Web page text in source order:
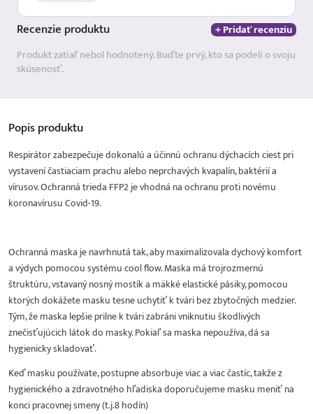
Recenzie produktu
+ Pridať recenziu
Produkt zatiaľ nebol hodnotený. Buďte prvý, kto sa podelí o svoju
skúsenosť.
Popisproduktu
Respirátor zabezpečuje dokonalú a účinnú ochranu dýchacích ciest pri
vystavení častiaciam prachu alebo neprchavých kvapalín, baktérií a
vírusov. Ochranná trieda FFP2 je vhodná na ochranu proti novému
koronavírusu Covid-19.
Ochranná maska je navrhnutá tak, aby maximalizovala dychový komfort
a výdych pomocou systému cool flow. Maska má trojrozmernú
štruktúru, vstavaný nosný mostík a mäkké elastické pásiky, pomocou
ktorých dokážete masku tesne uchytiť k tvári bez zbytočných medzier.
Tým, že maska lepšie prilne k tvári zabráni vniknutiu škodlivých
znečisťujúcich látok do masky. Pokiaľ sa maska nepoužíva, dá sa
hygienicky skladovať.
Keď masku používate, postupne absorbuje viac a viac častíc, takže z
hygienického a zdravotného hľadiska doporučujeme masku meniť na
konci pracovnej smeny (t.j.8 hodín)